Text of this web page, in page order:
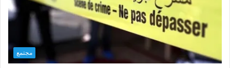
مجتمع